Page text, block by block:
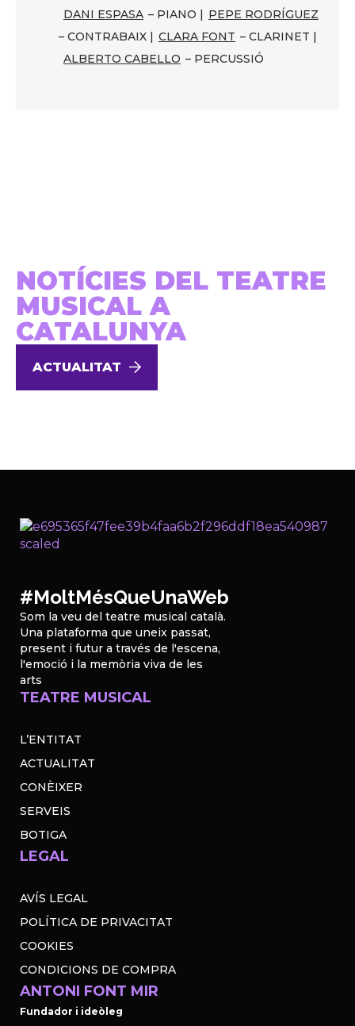
DANI ESPASA – PIANO | PEPE RODRÍGUEZ
– CONTRABAIX | CLARA FONT – CLARINET |
ALBERTO CABELLO – PERCUSSIÓ
NOTÍCIES DEL TEATRE
MUSICAL A
CATALUNYA
ACTUALITAT
#MoltMésQueUnaWeb
Som la veu del teatre musical català.
Una plataforma que uneix passat,
present i futur a través de l'escena,
l'emoció i la memòria viva de les
arts
TEATRE MUSICAL
L’ENTITAT
ACTUALITAT
CONÈIXER
SERVEIS
BOTIGA
LEGAL
AVÍS LEGAL
POLÍTICA DE PRIVACITAT
COOKIES
CONDICIONS DE COMPRA
ANTONI FONT MIR
Fundador i ideòleg